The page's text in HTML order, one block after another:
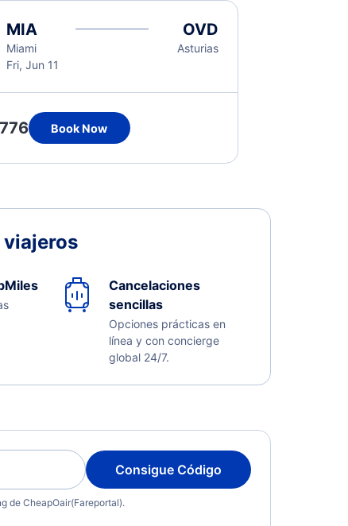
MIA
Miami
Fri, Jun 11
OVD
Asturias
Book Now
viajeros
Cancelaciones
sencillas
Opciones prácticas en
línea y con concierge
global 24/7.
Consigue Código
de CheapOair(Fareportal).